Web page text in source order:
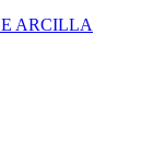
ARCILLA